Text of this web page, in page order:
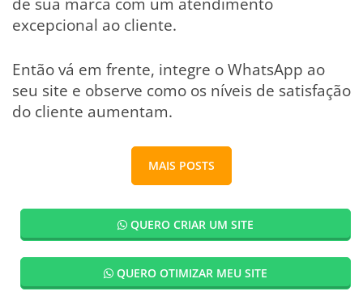
excepcional ao cliente.
Então vá em frente, integre o WhatsApp ao
seu site e observe como os níveis de satisfação
do cliente aumentam.
MAIS POSTS
QUERO CRIAR UM SITE
QUERO OTIMIZAR MEU SITE